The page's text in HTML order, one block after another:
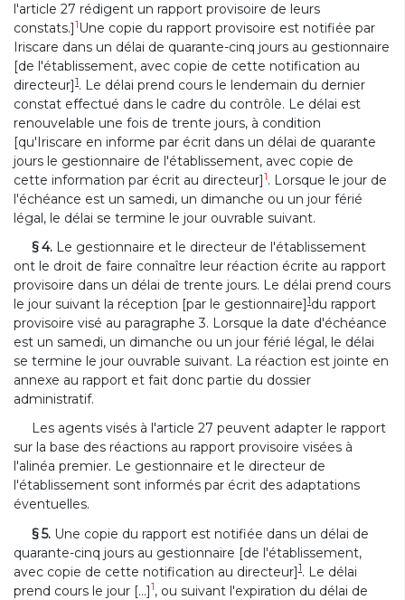
l'article 27 rédigent un rapport provisoire de leurs
constats.]1 Une copie du rapport provisoire est notifiée par
Iriscare dans un délai de quarante-cinq jours au gestionnaire
[de l'établissement, avec copie de cette notification au
directeur]1. Le délai prend cours le lendemain du dernier
constat effectué dans le cadre du contrôle. Le délai est
renouvelable une fois de trente jours, à condition
[qu'Iriscare en informe par écrit dans un délai de quarante
jours le gestionnaire de l'établissement, avec copie de
cette information par écrit au directeur]1. Lorsque le jour de
l'échéance est un samedi, un dimanche ou un jour férié
légal, le délai se termine le jour ouvrable suivant.
§ 4. Le gestionnaire et le directeur de l'établissement
ont le droit de faire connaître leur réaction écrite au rapport
provisoire dans un délai de trente jours. Le délai prend cours
le jour suivant la réception [par le gestionnaire]1du rapport
provisoire visé au paragraphe 3. Lorsque la date d'échéance
est un samedi, un dimanche ou un jour férié légal, le délai
se termine le jour ouvrable suivant. La réaction est jointe en
annexe au rapport et fait donc partie du dossier
administratif.
Les agents visés à l'article 27 peuvent adapter le rapport
sur la base des réactions au rapport provisoire visées à
l'alinéa premier. Le gestionnaire et le directeur de
l'établissement sont informés par écrit des adaptations
éventuelles.
§ 5. Une copie du rapport est notifiée dans un délai de
quarante-cinq jours au gestionnaire [de l'établissement,
avec copie de cette notification au directeur]1. Le délai
prend cours le jour [...]1, ou suivant l'expiration du délai de